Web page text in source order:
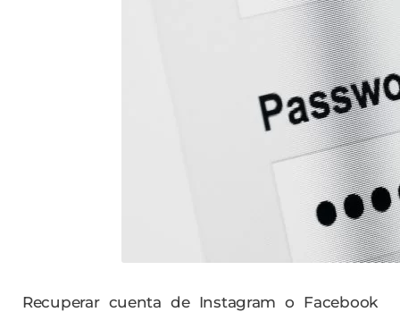
Recuperar cuenta de Instagram o Facebook